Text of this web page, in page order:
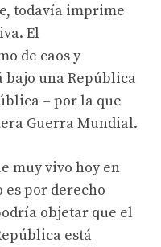
todavía imprime
El
de caos y
bajo una República
– por la que
Guerra Mundial.
muy vivo hoy en
es por derecho
objetar que el
está